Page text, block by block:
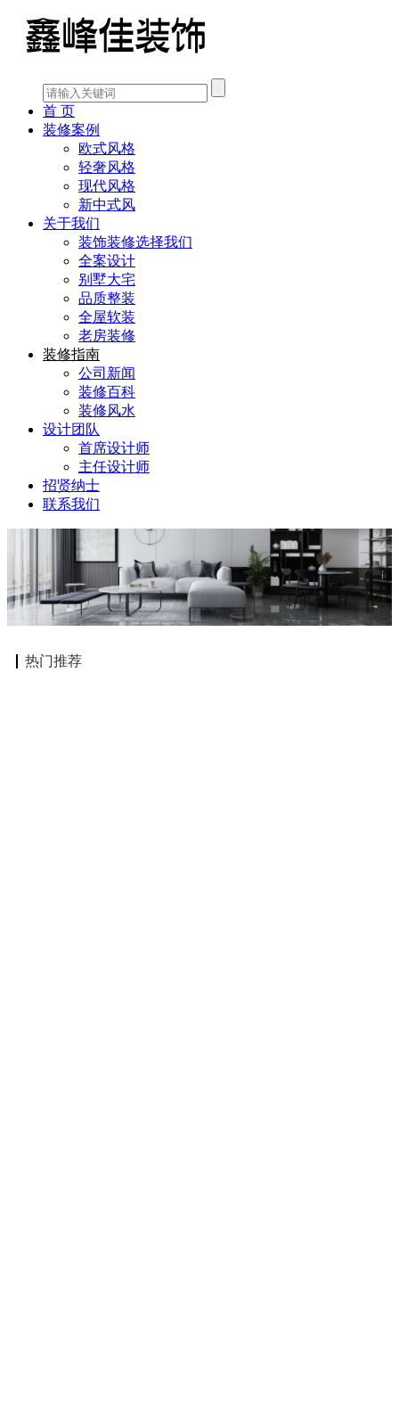
首 页
装修案例
欧式风格
轻奢风格
现代风格
新中式风
关于我们
装饰装修选择我们
全案设计
别墅大宅
品质整装
全屋软装
老房装修
装修指南
公司新闻
装修百科
装修风水
设计团队
首席设计师
主任设计师
招贤纳士
联系我们
热门推荐